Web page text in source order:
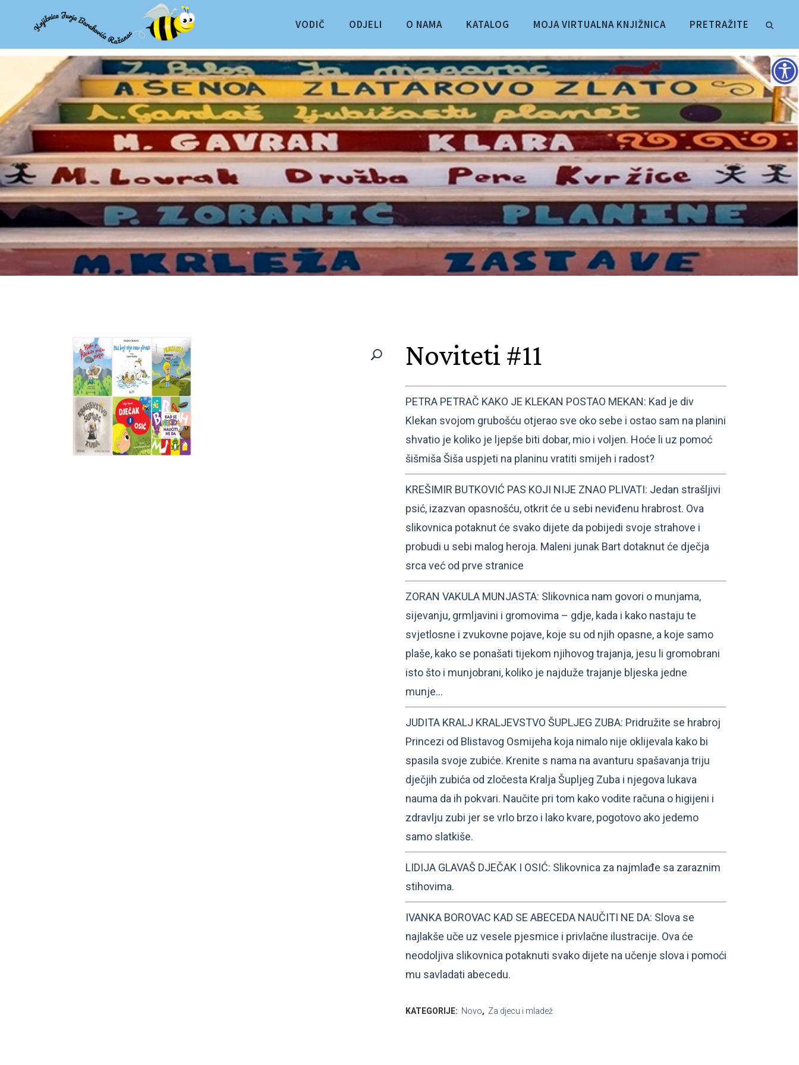
VODIČ ODJELI O NAMA KATALOG MOJA VIRTUALNA KNJIŽNICA PRETRAŽITE
Noviteti #11
PETRA PETRAČ KAKO JE KLEKAN POSTAO MEKAN: Kad je div
Klekan svojom grubošću otjerao sve oko sebe i ostao sam na planini
shvatio je koliko je ljepše biti dobar, mio i voljen. Hoće li uz pomoć
šišmiša Šiša uspjeti na planinu vratiti smijeh i radost?
KREŠIMIR BUTKOVIĆ PAS KOJI NIJE ZNAO PLIVATI: Jedan strašljivi
psić, izazvan opasnošću, otkrit će u sebi neviđenu hrabrost. Ova
slikovnica potaknut će svako dijete da pobijedi svoje strahove i
probudi u sebi malog heroja. Maleni junak Bart dotaknut će dječja
srca već od prve stranice
ZORAN VAKULA MUNJASTA: Slikovnica nam govori o munjama,
sijevanju, grmljavini i gromovima – gdje, kada i kako nastaju te
svjetlosne i zvukovne pojave, koje su od njih opasne, a koje samo
plaše, kako se ponašati tijekom njihovog trajanja, jesu li gromobrani
isto što i munjobrani, koliko je najduže trajanje bljeska jedne
munje…
JUDITA KRALJ KRALJEVSTVO ŠUPLJEG ZUBA: Pridružite se hrabroj
Princezi od Blistavog Osmijeha koja nimalo nije oklijevala kako bi
spasila svoje zubiće. Krenite s nama na avanturu spašavanja triju
dječjih zubića od zločesta Kralja Šupljeg Zuba i njegova lukava
nauma da ih pokvari. Naučite pri tom kako vodite računa o higijeni i
zdravlju zubi jer se vrlo brzo i lako kvare, pogotovo ako jedemo
samo slatkiše.
LIDIJA GLAVAŠ DJEČAK I OSIĆ: Slikovnica za najmlađe sa zaraznim
stihovima.
IVANKA BOROVAC KAD SE ABECEDA NAUČITI NE DA: Slova se
najlakše uče uz vesele pjesmice i privlačne ilustracije. Ova će
neodoljiva slikovnica potaknuti svako dijete na učenje slova i pomoći
mu savladati abecedu.
KATEGORIJE: Novo, Za djecu i mladež